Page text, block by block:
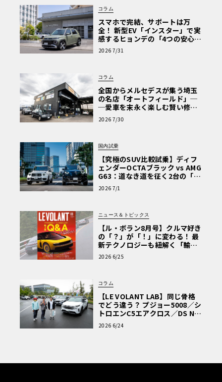
コラム
スマホで完結、サポートは万
全！ 新型EV「インスター」で実
感するヒョンデの「4つの安心」
【第1回・ヒョンデ6つの疑問：
Why? Hyundai?】〈PR〉
2026 7/31
コラム
全国からメルセデスが集う埼玉
の名店「オートフィールド」─
─愛車を末永く楽しむ賢い修理
術と、プロがフックス製オイル
を選ぶ理由〈PR〉
2026 7/30
国内試乗
【究極のSUV比較試乗】ディフ
ェンダーOCTAブラック vs AMG
G63：道なき道を征く2台の「対
極的アプローチ」
2026 7/1
ニュース＆トピックス
【ル・ボラン8月号】クルマ好き
の「？」が「！」に変わる！ 最
新テクノロジーも紐解く「輸入
車Q&A」
2026 6/25
コラム
【LE VOLANT LAB】同じ骨格
でどう違う？ プジョー5008／シ
トロエンC5エアクロス／DS Nº4
読者一気乗りレポート
2026 6/24